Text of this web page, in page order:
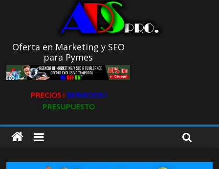
Oferta en Marketing y SEO
para Pymes
PRECIOS ǀ SERVICIOS ǀ
PRESUPUESTO